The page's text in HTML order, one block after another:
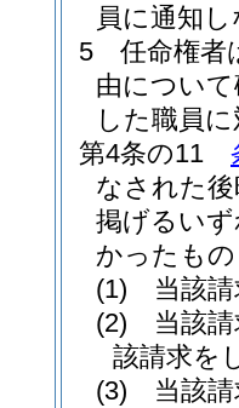
員に通知
5
任命権者
由につい
した職員
第4条の11
なされた
掲げるい
かったも
(1)
当該
(2)
当該
該請求を
(3)
当該